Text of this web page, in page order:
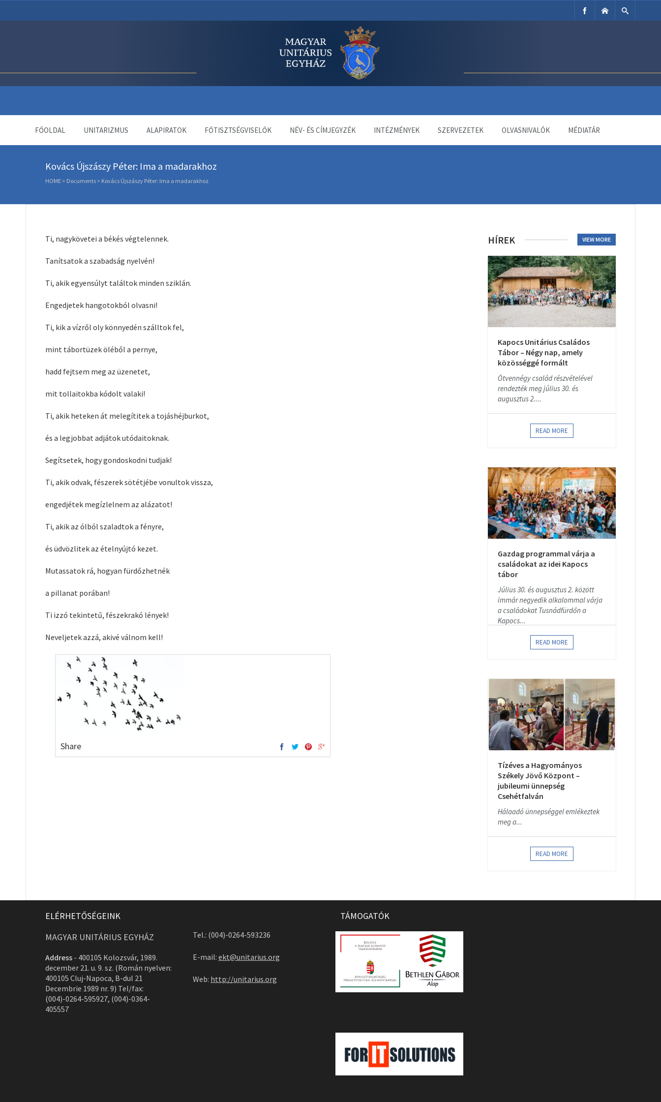
FŐOLDAL UNITARIZMUS ALAPIRATOK FŐTISZTSÉGVISELŐK NÉV- ÉS CÍMJEGYZÉK INTÉZMÉNYEK SZERVEZETEK OLVASNIVALÓK MÉDIATÁR
Kovács Újszászy Péter: Ima a madarakhoz
HOME > Documents > Kovács Újszászy Péter: Ima a madarakhoz
Ti, nagykövetei a békés végtelennek.
Tanítsatok a szabadság nyelvén!
Ti, akik egyensúlyt találtok minden sziklán.
Engedjetek hangotokból olvasni!
Ti, kik a vízről oly könnyedén szálltok fel,
mint tábortüzek öléből a pernye,
hadd fejtsem meg az üzenetet,
mit tollaitokba kódolt valaki!
Ti, akik heteken át melegítitek a tojáshéjburkot,
és a legjobbat adjátok utódaitoknak.
Segítsetek, hogy gondoskodni tudjak!
Ti, akik odvak, fészerek sötétjébe vonultok vissza,
engedjétek megízlelnem az alázatot!
Ti, akik az ólból szaladtok a fényre,
és üdvözlitek az ételnyújtó kezet.
Mutassatok rá, hogyan fürdőzhetnék
a pillanat porában!
Ti izzó tekintetű, fészekrakó lények!
Neveljetek azzá, akivé válnom kell!
Share
HÍREK VIEW MORE
Kapocs Unitárius Családos
Tábor – Négy nap, amely
közösséggé formált
Ötvennégy család részvételével
rendezték meg július 30. és
augusztus 2....
READ MORE
Gazdag programmal várja a
családokat az idei Kapocs
tábor
Július 30. és augusztus 2. között
immár negyedik alkalommal várja
a családokat Tusnádfürdőn a
Kapocs...
READ MORE
Tízéves a Hagyományos
Székely Jövő Központ –
jubileumi ünnepség
Csehétfalván
Hálaadó ünnepséggel emlékeztek
meg a...
READ MORE
ELÉRHETŐSÉGEINK
MAGYAR UNITÁRIUS EGYHÁZ
Address - 400105 Kolozsvár, 1989.
december 21. u. 9. sz. (Román nyelven:
400105 Cluj-Napoca, B-dul 21
Decembrie 1989 nr. 9) Tel/fax:
(004)-0264-595927, (004)-0364-
405557
Tel.: (004)-0264-593236
E-mail: ekt@unitarius.org
Web: http://unitarius.org
TÁMOGATÓK